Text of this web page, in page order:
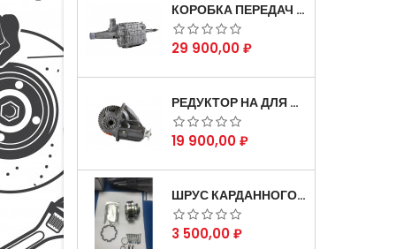
КОРОБКА ПЕРЕДАЧ НА ДЛЯ АВТОМОБИЛЯ ГАЗЕЛЬ 3302 АРТИКУЛ 3302-1700010 (УСИЛЕННАЯ)
Цена
29 900,00 ₽
РЕДУКТОР НА ДЛЯ АВТОМОБИЛЯ ГАЗЕЛЬ СКОРОСТНОЙ 12Х43 ЗУБ
Цена
19 900,00 ₽
ШРУС КАРДАННОГО ВАЛА СОБОЛЬ ДЛЯ АВТОМОБИЛЯ ГАЗЕЛЬ 4Х4
Цена
3 500,00 ₽